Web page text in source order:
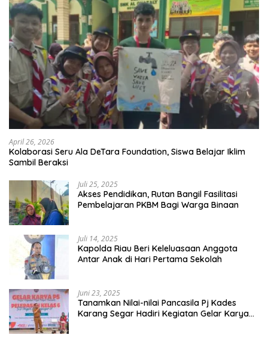
April 26, 2026
Kolaborasi Seru Ala DeTara Foundation, Siswa Belajar Iklim
Sambil Beraksi
Juli 25, 2025
Akses Pendidikan, Rutan Bangil Fasilitasi
Pembelajaran PKBM Bagi Warga Binaan
Juli 14, 2025
Kapolda Riau Beri Keleluasaan Anggota
Antar Anak di Hari Pertama Sekolah
Juni 23, 2025
Tanamkan Nilai-nilai Pancasila Pj Kades
Karang Segar Hadiri Kegiatan Gelar Karya